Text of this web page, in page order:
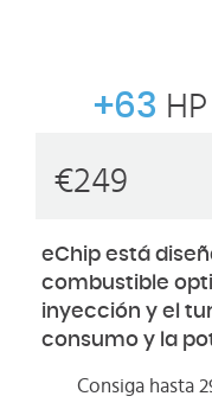
+63 HP
€249
eChip está
combustible
inyección y el
consumo y la
Consiga hasta